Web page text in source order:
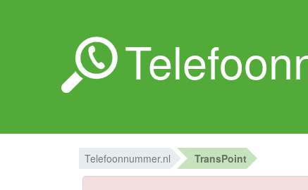
Telefoonnummer.nl TransPoint